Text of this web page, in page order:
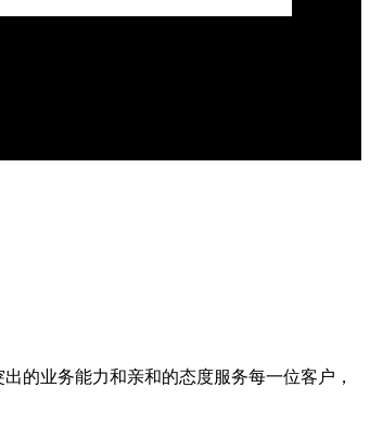
的业务能力和亲和的态度服务每一位客户，